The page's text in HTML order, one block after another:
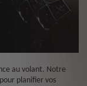
au volant. Notre
planifier vos